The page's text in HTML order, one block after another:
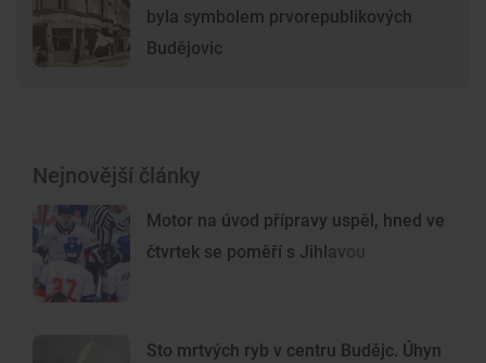
byla symbolem prvorepublikových
Budějovic
Nejnovější články
Motor na úvod přípravy uspěl, hned ve
čtvrtek se poměří s Jihlavou
Sto mrtvých ryb v centru Budějc. Úhyn